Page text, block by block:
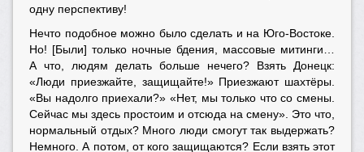
одну перспективу!
Нечто подобное можно было сделать и на Юго-Востоке.
Но! [Были] только ночные бдения, массовые митинги…
А что, людям делать больше нечего? Взять Донецк:
«Люди приезжайте, защищайте!» Приезжают шахтёры.
«Вы надолго приехали?» «Нет, мы только что со смены.
Сейчас мы здесь простоим и отсюда на смену». Это что,
нормальный отдых? Много люди смогут так выдержать?
Немного. А потом, от кого защищаются? Если взять этот